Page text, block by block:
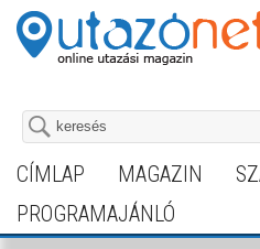
CÍMLAP MAGAZIN
PROGRAMAJÁNLÓ